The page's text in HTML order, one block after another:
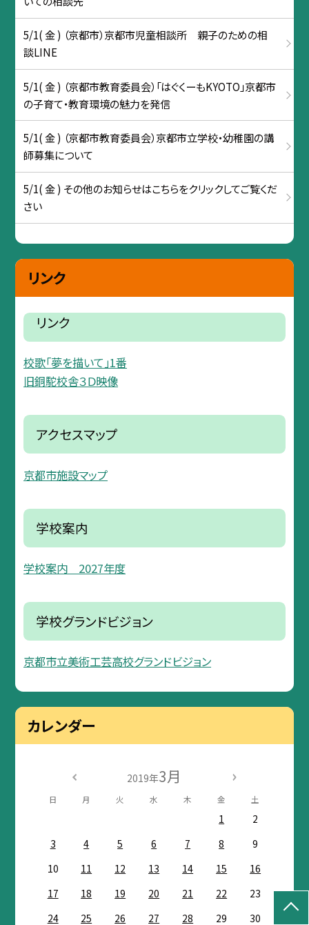
5/1( 金 ) （京都市）京都市児童相談所 親子のための相
談LINE
5/1( 金 ) （京都市教育委員会）「はぐくーもKYOTO」京都市
の子育て・教育環境の魅力を発信
5/1( 金 ) （京都市教育委員会）京都市立学校・幼稚園の講
師募集について
5/1( 金 ) その他のお知らせはこちらをクリックしてご覧くだ
さい
リンク
リンク
校歌「夢を描いて」1番
旧銅駝校舎３Ｄ映像
アクセスマップ
京都市施設マップ
学校案内
学校案内 2027年度
学校グランドビジョン
京都市立美術工芸高校グランドビジョン
カレンダー
2019年3月
日 月 火 水 木 金 土
1
2
3
4 5 6 7 8
9
10
11 12 13 14 15
16
17
18 19 20 21 22
23
24
25 26 27 28 29 30